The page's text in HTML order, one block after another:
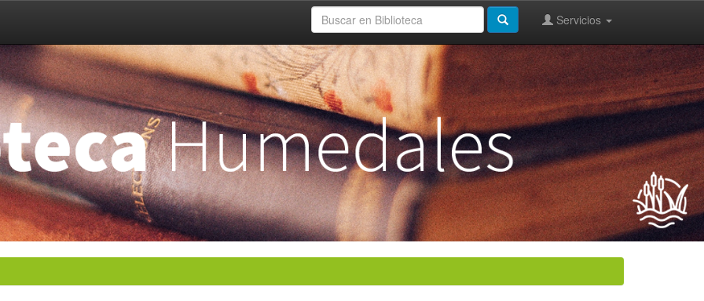
Servicios